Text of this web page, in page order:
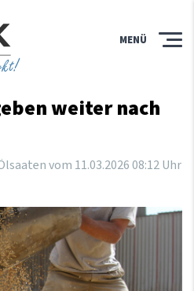
MENÜ
weiter nach
vom 11.03.202608:12Uhr